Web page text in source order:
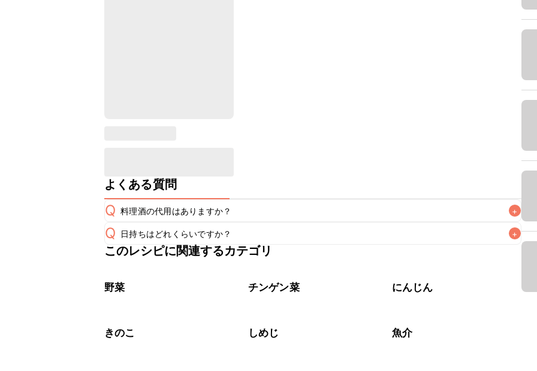
よくある質問
Q 料理酒の代用はありますか？ +
A
Q 日持ちはどれくらいですか？ +
保存期間は冷蔵で翌日中が目安です。なるべくお早めにお召し上がりください。
※日持ちは目安です。
このレシピに関連するカテゴリ
野菜 チンゲン菜 にんじん
きのこ しめじ 魚介